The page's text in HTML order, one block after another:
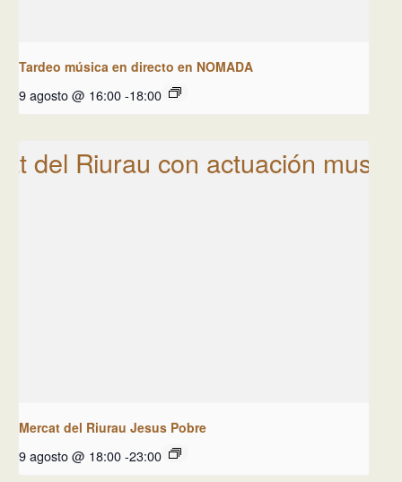
Tardeo música en directo en NOMADA
9 agosto @ 16:00-18:00
Mercat del Riurau Jesus Pobre
9 agosto @ 18:00-23:00